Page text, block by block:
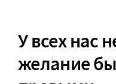
У всех нас
желание